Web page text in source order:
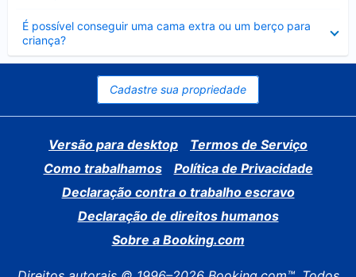
É possível conseguir uma cama extra ou um berço para
criança?
Contraído
Cadastre sua propriedade
Versão para desktop
Termos de Serviço
Como trabalhamos
Política de Privacidade
Declaração contra o trabalho escravo
Declaração de direitos humanos
Sobre a Booking.com